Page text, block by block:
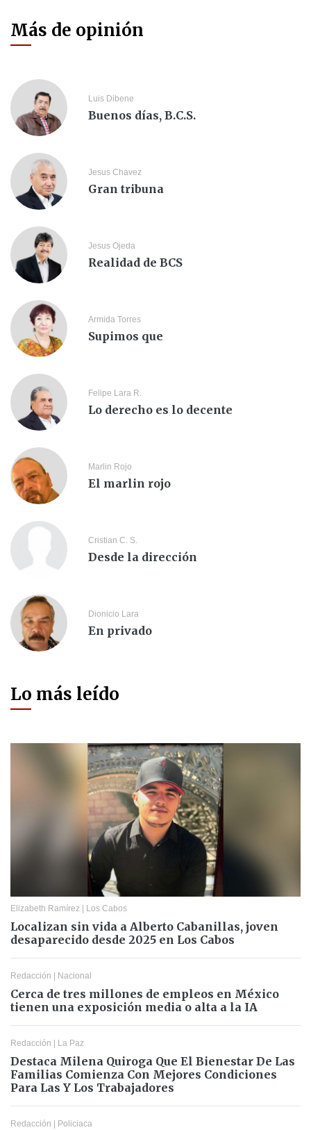
Más de opinión
Luis Dibene
Buenos días, B.C.S.
Jesus Chavez
Gran tribuna
Jesus Ojeda
Realidad de BCS
Armida Torres
Supimos que
Felipe Lara R.
Lo derecho es lo decente
Marlin Rojo
El marlin rojo
Cristian C. S.
Desde la dirección
Dionicio Lara
En privado
Lo más leído
Elizabeth Ramírez Los Cabos
Localizan sin vida a Alberto Cabanillas, joven
desaparecido desde 2025 en Los Cabos
Redacción Nacional
Cerca de tres millones de empleos en México
tienen una exposición media o alta a la IA
Redacción La Paz
Destaca Milena Quiroga Que El Bienestar De Las
Familias Comienza Con Mejores Condiciones
Para Las Y Los Trabajadores
Redacción Policiaca